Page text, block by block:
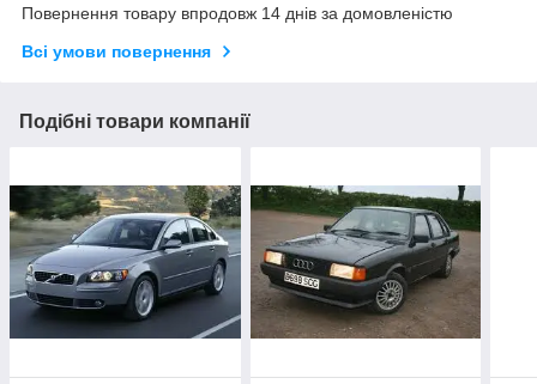
Повернення товару впродовж 14 днів за домовленістю
Всі умови повернення
Подібні товари компанії